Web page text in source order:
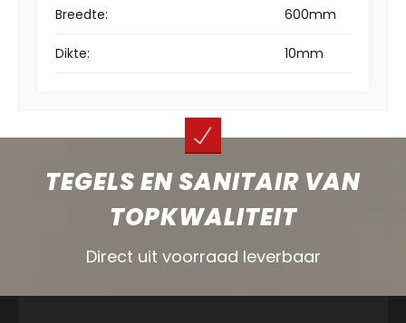
Breedte: 600mm
Dikte: 10mm
TEGELS EN SANITAIR VAN
TOPKWALITEIT
Direct uit voorraad leverbaar